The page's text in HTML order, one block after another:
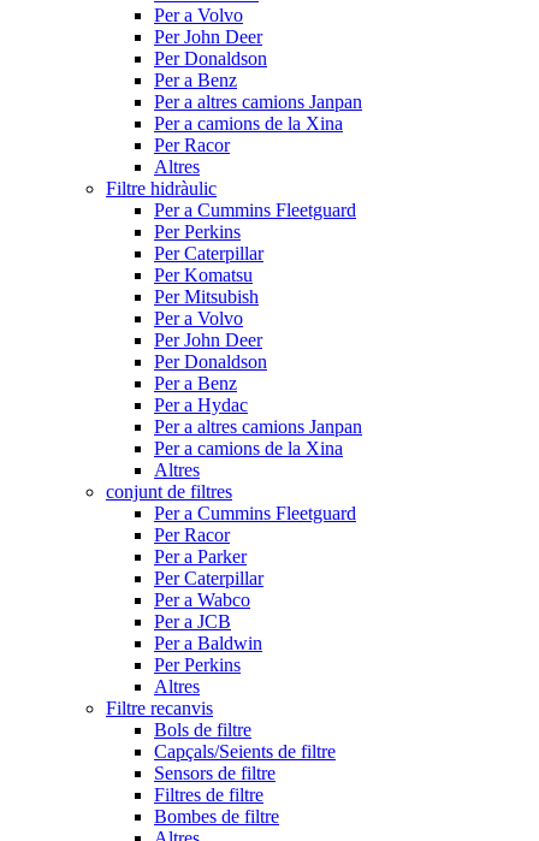
Per a Volvo
Per John Deer
Per Donaldson
Per a Benz
Per a altres camions Janpan
Per a camions de la Xina
Per Racor
Altres
Filtre hidràulic
Per a Cummins Fleetguard
Per Perkins
Per Caterpillar
Per Komatsu
Per Mitsubish
Per a Volvo
Per John Deer
Per Donaldson
Per a Benz
Per a Hydac
Per a altres camions Janpan
Per a camions de la Xina
Altres
conjunt de filtres
Per a Cummins Fleetguard
Per Racor
Per a Parker
Per Caterpillar
Per a Wabco
Per a JCB
Per a Baldwin
Per Perkins
Altres
Filtre recanvis
Bols de filtre
Capçals/Seients de filtre
Sensors de filtre
Filtres de filtre
Bombes de filtre